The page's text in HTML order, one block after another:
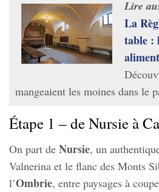
Lire
La
table :
mangeaient les moines dans le
Étape 1 – de Nursie à
On part de Nursie, un
Valnerina et le flanc des Monts
l’Ombrie, entre paysages à